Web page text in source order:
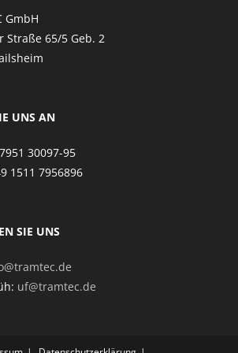
GmbH
Straße 65/5 Geb. 2
UNS AN
30097-95
1511 7956896
SIE UNS
uf@tramtec.de